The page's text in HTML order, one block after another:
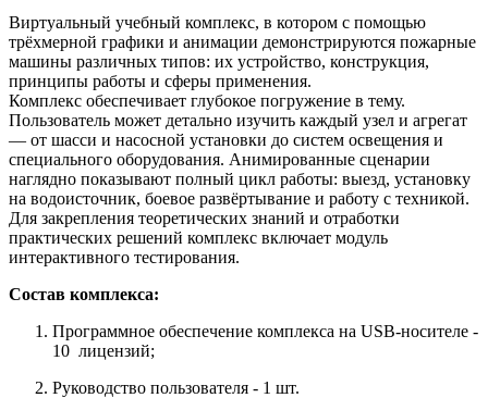
Виртуальный учебный комплекс, в котором с помощью
трёхмерной графики и анимации демонстрируются пожарные
машины различных типов: их устройство, конструкция,
принципы работы и сферы применения.
Комплекс обеспечивает глубокое погружение в тему.
Пользователь может детально изучить каждый узел и агрегат
— от шасси и насосной установки до систем освещения и
специального оборудования. Анимированные сценарии
наглядно показывают полный цикл работы: выезд, установку
на водоисточник, боевое развёртывание и работу с техникой.
Для закрепления теоретических знаний и отработки
практических решений комплекс включает модуль
интерактивного тестирования.
Состав комплекса:
Программное обеспечение комплекса на USB-носителе -
10 лицензий;
Руководство пользователя - 1 шт.